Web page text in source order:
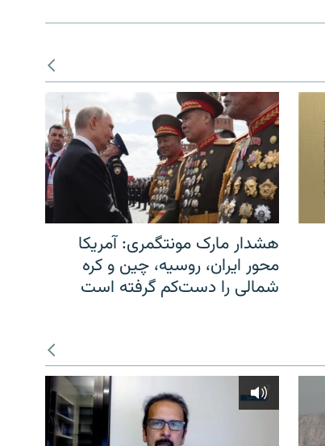
هشدار مارک مونتگمری: آمریکا
محور ایران، روسیه، چین و کره
شمالی را دست‌کم گرفته است